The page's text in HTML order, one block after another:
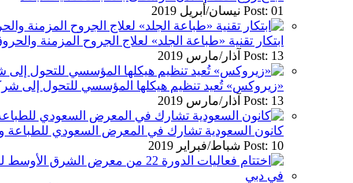
Post: 01 نيسان/أبريل 2019
ابتكار تقنية «طباعة الجلد» لعلاج الجروح المزمنة
Post: 13 آذار/مارس 2019
«زيروكس» تُعيد تنظيم هيكلها المؤسسي للتحول إلى
Post: 13 آذار/مارس 2019
كانون السعودية تشارك في المعرض السعودي للطباعة
Post: 10 شباط/فبراير 2019